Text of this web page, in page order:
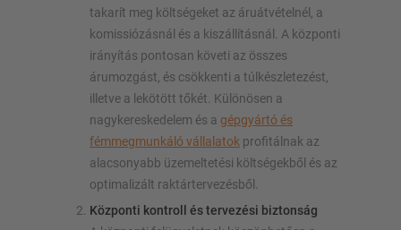
takarít meg költségeket az áruátvételnél, a
komissiózásnál és a kiszállításnál. A központi
irányítás pontosan követi az összes
árumozgást, és csökkenti a túlkészletezést,
illetve a lekötött tőkét. Különösen a
nagykereskedelem és a gépgyártó és
fémmegmunkáló vállalatok profitálnak az
alacsonyabb üzemeltetési költségekből és az
optimalizált raktártervezésből.
Központi kontroll és tervezési biztonság